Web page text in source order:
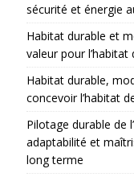
sécurité et énergie
Habitat durable et
valeur pour l’habitat
Habitat durable,
concevoir l’habitat
Pilotage durable de
adaptabilité et
long terme